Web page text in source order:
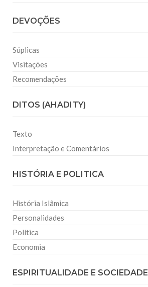
DEVOÇÕES
Súplicas
Visitações
Recomendações
DITOS (AHADITY)
Texto
Interpretação e Comentários
HISTÓRIA E POLITICA
História Islâmica
Personalidades
Política
Economia
ESPIRITUALIDADE E SOCIEDADE